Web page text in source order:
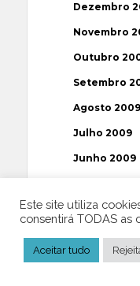
Dezembro
Novembro
Outubro
Setembro
Agosto 2009
Julho 2009
Junho 2009
Abril 2009
Fevereiro
Este site utiliza
consentirá TODAS as
Aceitar tudo